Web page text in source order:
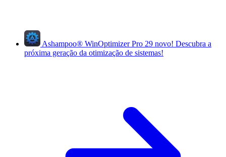
Ashampoo® WinOptimizer Pro 29 novo! Descubra a
próxima geração da otimização de sistemas!